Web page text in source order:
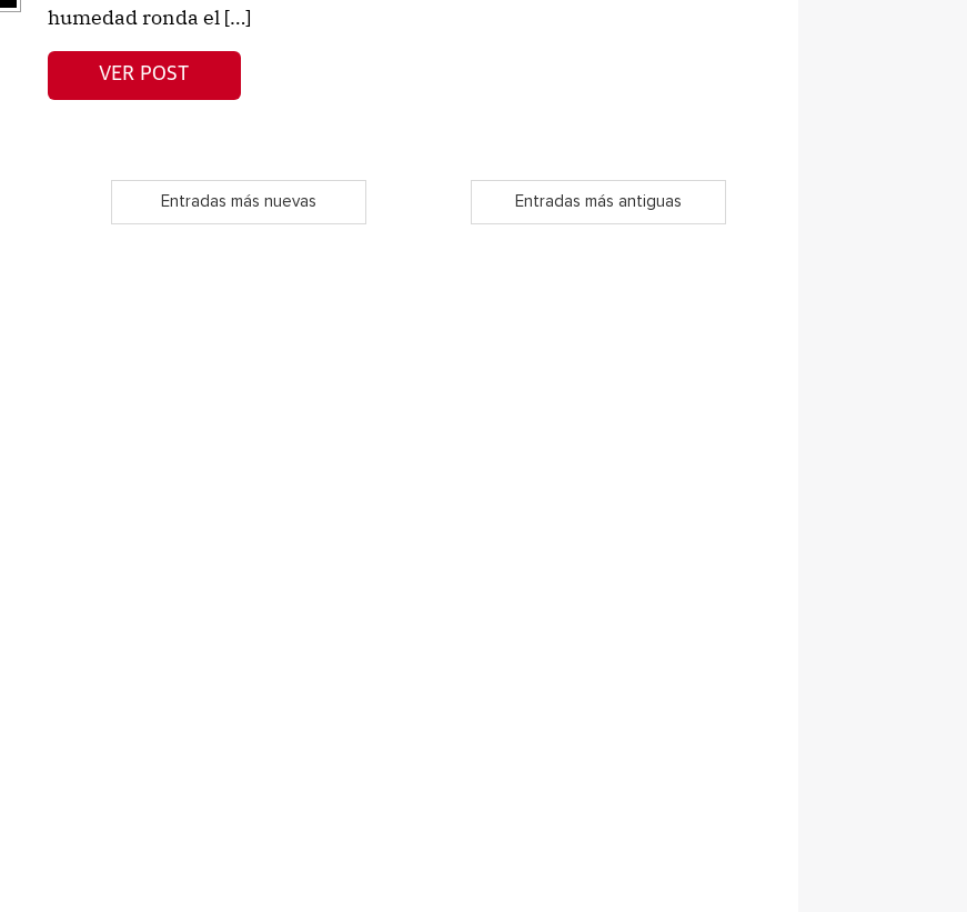
humedad ronda el […]
VER POST
Entradas más nuevas Entradas más antiguas